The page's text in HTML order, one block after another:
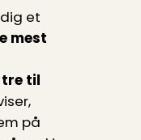
et
mest
til
på